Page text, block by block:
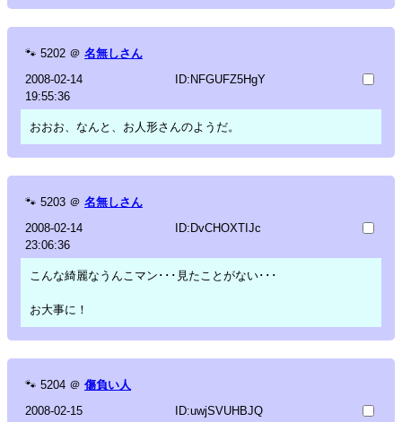
🐾 5202 ＠ 名無しさん
2008-02-14
19:55:36
ID:NFGUFZ5HgY
おおお、なんと、お人形さんのようだ。
🐾 5203 ＠ 名無しさん
2008-02-14
23:06:36
ID:DvCHOXTIJc
こんな綺麗なうんこマン･･･見たことがない･･･
お大事に！
🐾 5204 ＠ 傷負い人
2008-02-15
ID:uwjSVUHBJQ